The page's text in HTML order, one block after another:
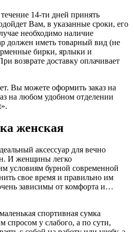
14-ти дней принять
Вам, в указанные сроки, его
необходимо наличие
должен иметь товарный вид (не
бирки, ярлыки и
возврате доставку оплачивает
Вы можете оформить заказ на
на любом удобном отделении
женская
аксессуар для вечно
И женщины легко
условиям бурной современной
свое время и правильно им
зависимы от комфорта и…
спортивная сумка
спросом у слабого, а по сути,